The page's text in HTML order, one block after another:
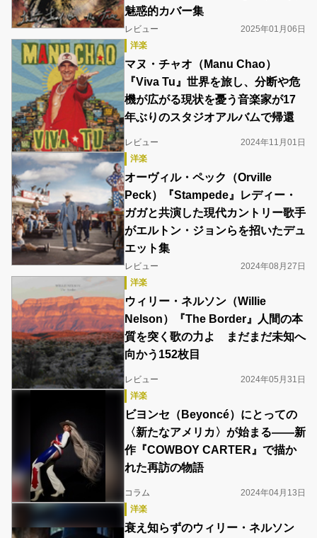
魅惑的カバー集
レビュー
2025年01月06日
洋楽
マヌ・チャオ（Manu Chao）
『Viva Tu』世界を旅し、分断や危
機が広がる現状を憂う音楽家が17
年ぶりのスタジオアルバムで帰還
レビュー
2024年11月01日
洋楽
オーヴィル・ペック（Orville
Peck）『Stampede』レディー・
ガガと共演した現代カントリー歌手
がエルトン・ジョンらを招いたデュ
エット集
レビュー
2024年08月27日
洋楽
ウィリー・ネルソン（Willie
Nelson）『The Border』人間の本
質を突く歌の力よ まだまだ未知へ
向かう152枚目
レビュー
2024年05月31日
洋楽
ビヨンセ（Beyoncé）にとっての
〈新たなアメリカ〉が始まる――新
作『COWBOY CARTER』で描か
れた再訪の物語
コラム
2024年04月13日
洋楽
衰え知らずのウィリー・ネルソン